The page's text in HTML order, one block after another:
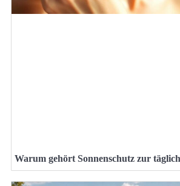
Warum gehört Sonnenschutz zur